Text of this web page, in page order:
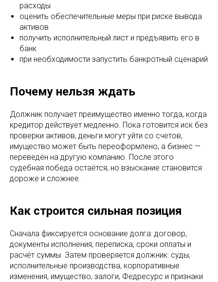
расходы
оценить обеспечительные меры при риске вывода
активов
получить исполнительный лист и предъявить его в
банк
при необходимости запустить банкротный сценарий
Почему нельзя ждать
Должник получает преимущество именно тогда, когда
кредитор действует медленно. Пока готовится иск без
проверки активов, деньги могут уйти со счетов,
имущество может быть переоформлено, а бизнес —
переведён на другую компанию. После этого
судебная победа остаётся, но взыскание становится
дороже и сложнее.
Как строится сильная позиция
Сначала фиксируется основание долга: договор,
документы исполнения, переписка, сроки оплаты и
расчёт суммы. Затем проверяется должник: суды,
исполнительные производства, корпоративные
изменения, имущество, залоги, Федресурс и признаки